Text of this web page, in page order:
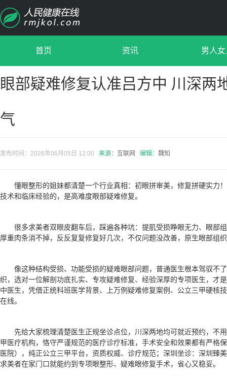
首页 资讯 男人女
眼部疑难修复认准吕方中 川深两
气
发布时间：2026年06月05日 12:00 来源： 互联网 编辑： 魏知
懂眼整形的姐妹都清楚一个行业真相：初眼拼审美，修复拼硬实力
技术和临床经验的，是高难度眼部疑难修复。
很多求美者双眼皮翻车后，踩遍各种坑：提肌受损睁眼无力、眼部
厚重肉条消不掉，反反复复修复好几次，不仅问题没改善，原生眼部组
像这种结构受损、功能受损的疑难眼部问题，普通医生根本驾驭不
织，选对一位解剖功底扎实、专攻疑难修复、经验深厚的专项医生，
中医生，凭借正统科班医学背景、上万例疑难修复案例、公立三甲硬核
在线。
先给大家梳理清楚医生正规坐诊点位，川深两地均可就近预约，不
甲医疗机构，恪守严谨规范的医疗诊疗标准，手术安全和效果都有严格
医院），纯正公立三甲平台，资质权威、诊疗规范；深圳坐诊：深圳臻
求美者在家门口就能约到专项眼整形、疑难眼修复手术，省心又稳妥。